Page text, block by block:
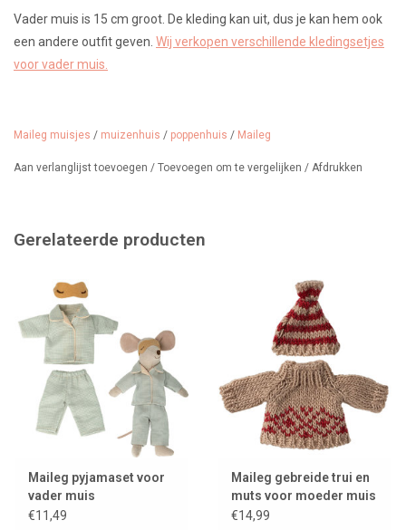
Vader muis is 15 cm groot. De kleding kan uit, dus je kan hem ook
een andere outfit geven. Wij verkopen verschillende kledingsetjes
voor vader muis.
Geschikt vanaf 3 jaar.
Maileg muisjes / muizenhuis / poppenhuis / Maileg
Aan verlanglijst toevoegen / Toevoegen om te vergelijken / Afdrukken
Gerelateerde producten
Maileg pyjamaset voor
vader muis
€11,49
Maileg gebreide trui en
muts voor moeder muis
€14,99